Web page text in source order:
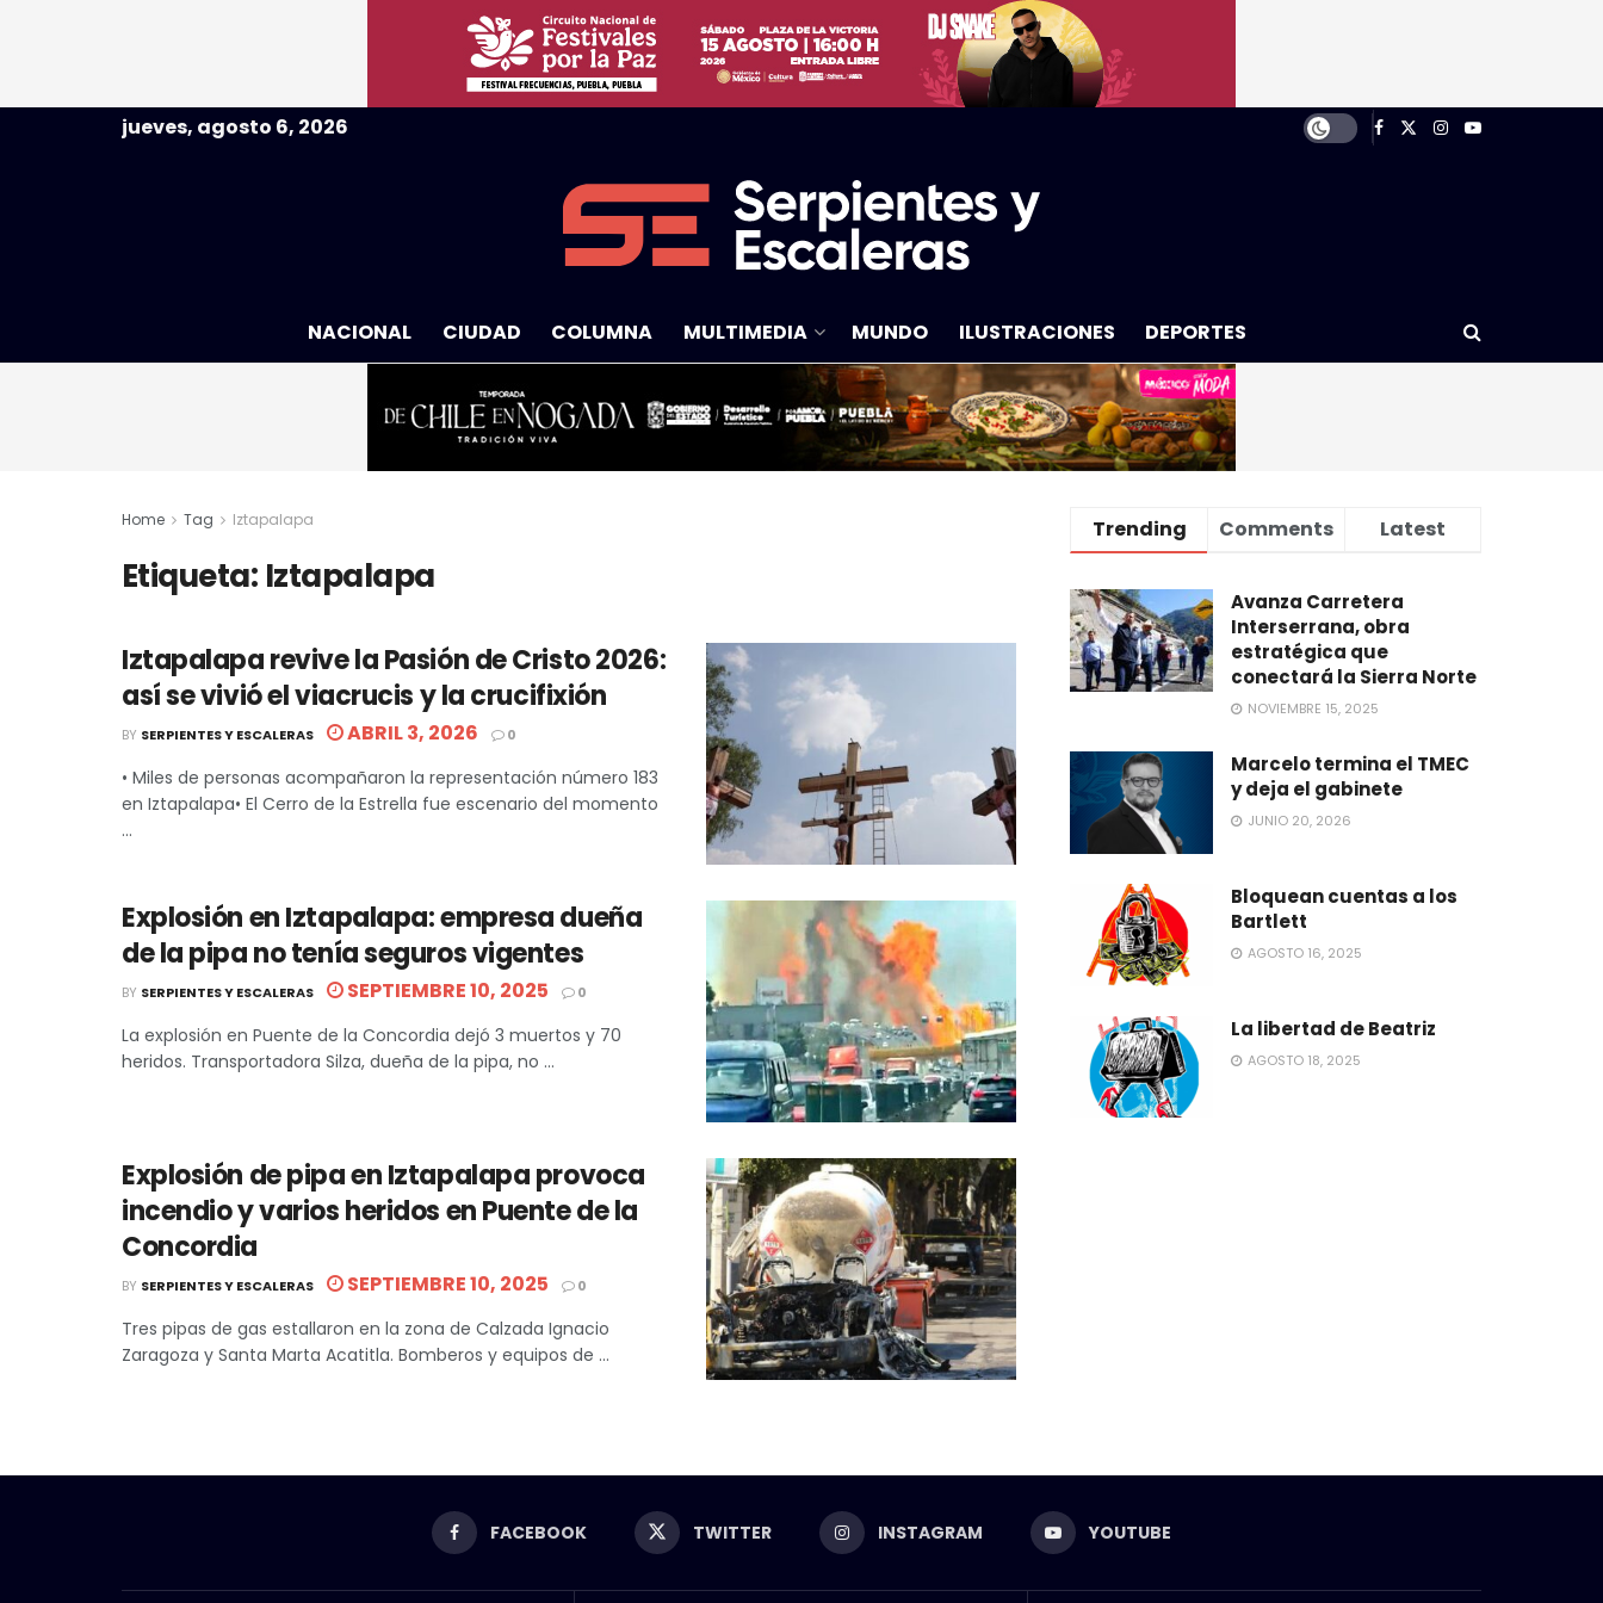
jueves, agosto 6, 2026
NACIONAL CIUDAD COLUMNA MULTIMEDIA MUNDO ILUSTRACIONES DEPORTES
Home Tag Iztapalapa
Etiqueta: Iztapalapa
Iztapalapa revive la Pasión de Cristo 2026:
así se vivió el viacrucis y la crucifixión
BY SERPIENTES Y ESCALERAS ABRIL 3, 2026 0
• Miles de personas acompañaron la representación número 183
en Iztapalapa• El Cerro de la Estrella fue escenario del momento
...
Explosión en Iztapalapa: empresa dueña
de la pipa no tenía seguros vigentes
BY SERPIENTES Y ESCALERAS SEPTIEMBRE 10, 2025 0
La explosión en Puente de la Concordia dejó 3 muertos y 70
heridos. Transportadora Silza, dueña de la pipa, no ...
Explosión de pipa en Iztapalapa provoca
incendio y varios heridos en Puente de la
Concordia
BY SERPIENTES Y ESCALERAS SEPTIEMBRE 10, 2025 0
Tres pipas de gas estallaron en la zona de Calzada Ignacio
Zaragoza y Santa Marta Acatitla. Bomberos y equipos de ...
Trending Comments Latest
Avanza Carretera
Interserrana, obra
estratégica que
conectará la Sierra Norte
NOVIEMBRE 15, 2025
Marcelo termina el TMEC
y deja el gabinete
JUNIO 20, 2026
Bloquean cuentas a los
Bartlett
AGOSTO 16, 2025
La libertad de Beatriz
AGOSTO 18, 2025
FACEBOOK TWITTER INSTAGRAM YOUTUBE